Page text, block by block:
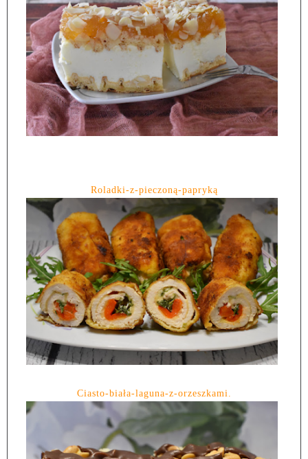
Roladki-z-pieczoną-papryką
Ciasto-biała-laguna-z-orzeszkami.